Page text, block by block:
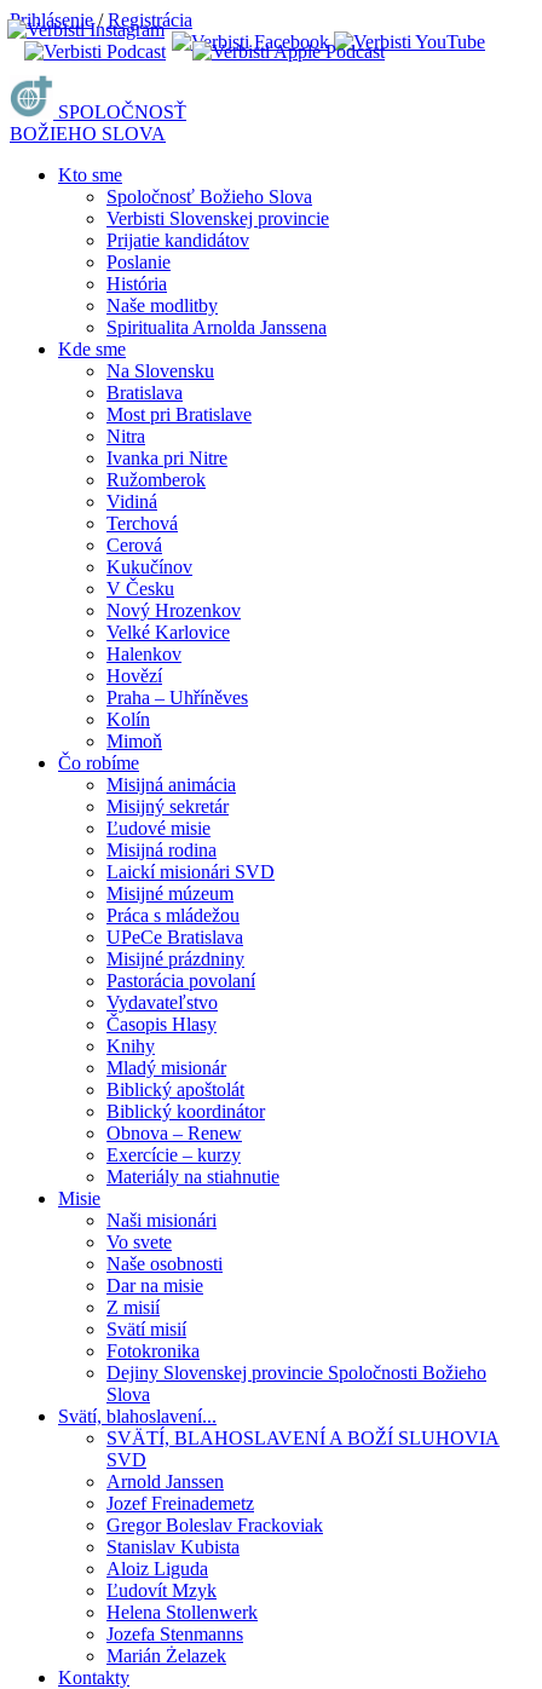
Prihlásenie /Registrácia
SPOLOČNOSŤ
BOŽIEHO SLOVA
Kto sme
Spoločnosť Božieho Slova
Verbisti Slovenskej provincie
Prijatie kandidátov
Poslanie
História
Naše modlitby
Spiritualita Arnolda Janssena
Kde sme
Na Slovensku
Bratislava
Most pri Bratislave
Nitra
Ivanka pri Nitre
Ružomberok
Vidiná
Terchová
Cerová
Kukučínov
V Česku
Nový Hrozenkov
Velké Karlovice
Halenkov
Hovězí
Praha – Uhříněves
Kolín
Mimoň
Čo robíme
Misijná animácia
Misijný sekretár
Ľudové misie
Misijná rodina
Laickí misionári SVD
Misijné múzeum
Práca s mládežou
UPeCe Bratislava
Misijné prázdniny
Pastorácia povolaní
Vydavateľstvo
Časopis Hlasy
Knihy
Mladý misionár
Biblický apoštolát
Biblický koordinátor
Obnova – Renew
Exercície – kurzy
Materiály na stiahnutie
Misie
Naši misionári
Vo svete
Naše osobnosti
Dar na misie
Z misií
Svätí misií
Fotokronika
Dejiny Slovenskej provincie Spoločnosti Božieho
Slova
Svätí, blahoslavení...
SVÄTÍ, BLAHOSLAVENÍ A BOŽÍ SLUHOVIA
SVD
Arnold Janssen
Jozef Freinademetz
Gregor Boleslav Frackoviak
Stanislav Kubista
Aloiz Liguda
Ľudovít Mzyk
Helena Stollenwerk
Jozefa Stenmanns
Marián Żelazek
Kontakty